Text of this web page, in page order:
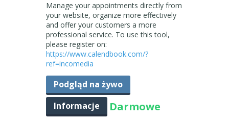
Manage your appointments directly from
your website, organize more effectively
and offer your customers a more
professional service. To use this tool,
please register on:
https://www.calendbook.com/?
ref=incomedia
Podgląd na żywo
Informacje
Darmowe